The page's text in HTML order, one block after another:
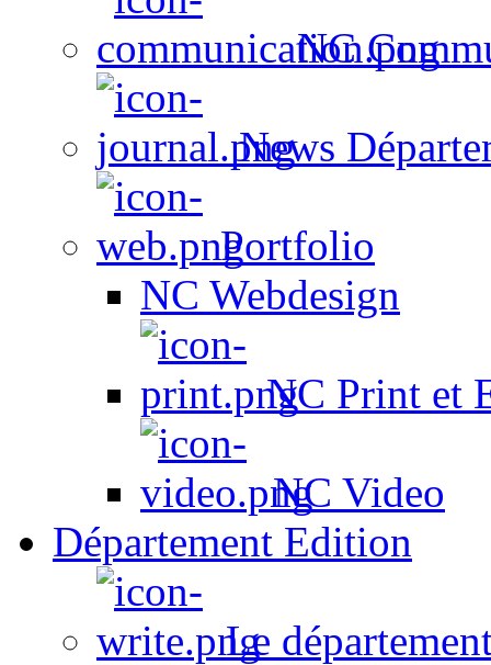
NC
News
Portfolio
NC Webdesign
NC Print et
NC Video
Département Edition
Le